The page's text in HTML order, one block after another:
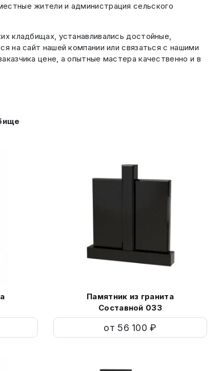
жители и администрация сельского
кладбищах, устанавливались достойные,
на сайт нашей компании или связаться с нашими
цене, а опытные мастера качественно и в
Памятник из гранита
Составной 033
от 56 100 ₽